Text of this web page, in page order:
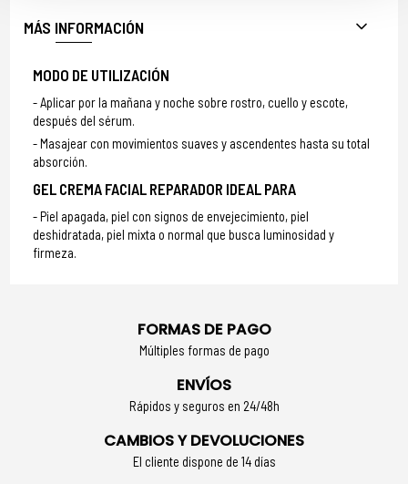
MÁS INFORMACIÓN
MODO DE UTILIZACIÓN
Aplicar por la mañana y noche sobre rostro, cuello y escote,
después del sérum.
Masajear con movimientos suaves y ascendentes hasta su total
absorción.
GEL CREMA FACIAL REPARADOR IDEAL PARA
Piel apagada, piel con signos de envejecimiento, piel
deshidratada, piel mixta o normal que busca luminosidad y
firmeza.
FORMAS DE PAGO
Múltiples formas de pago
ENVÍOS
Rápidos y seguros en 24/48h
CAMBIOS Y DEVOLUCIONES
El cliente dispone de 14 días